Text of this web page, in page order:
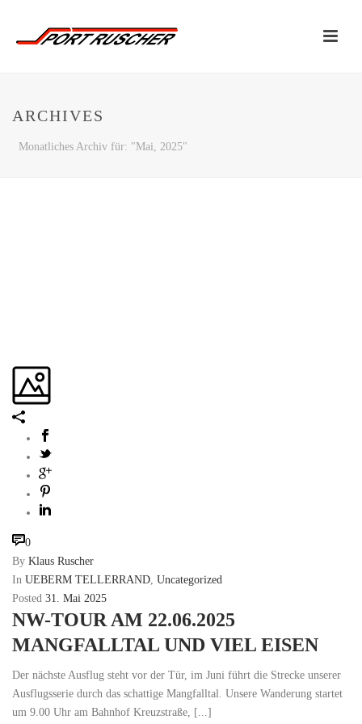
ARCHIVES
Monatliches Archiv für: "Mai, 2025"
0
By Klaus Ruscher
In UEBERM TELLERRAND Uncategorized
Posted 31. Mai 2025
NW-TOUR AM 22.06.2025
MANGFALLTAL UND VIEL EISEN
Der nächste Ausflug steht vor der Tür, im Juni führt die Strecke unserer
Ausflugsserie durch das schattige Mangfalltal. Unsere Wanderung startet
um 9.00 Uhr am Bahnhof Kreuzstraße, [...]